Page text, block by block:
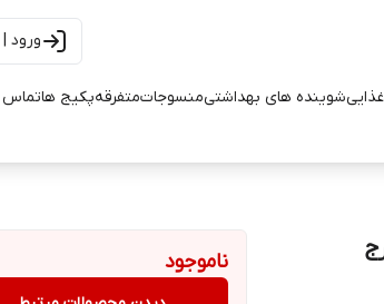
ورود
شوینده های بهداشتیمنسوجاتمتفرقهپکیج هاتماس
ناموجود